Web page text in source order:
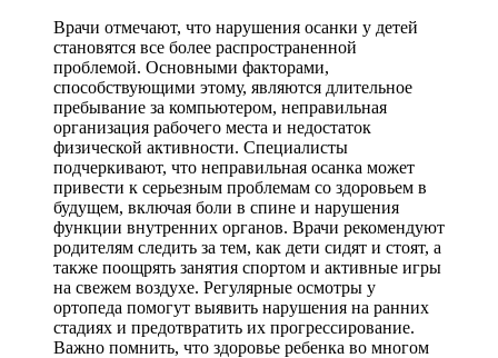
Врачи отмечают, что нарушения осанки у детей
становятся все более распространенной
проблемой. Основными факторами,
способствующими этому, являются длительное
пребывание за компьютером, неправильная
организация рабочего места и недостаток
физической активности. Специалисты
подчеркивают, что неправильная осанка может
привести к серьезным проблемам со здоровьем в
будущем, включая боли в спине и нарушения
функции внутренних органов. Врачи рекомендуют
родителям следить за тем, как дети сидят и стоят, а
также поощрять занятия спортом и активные игры
на свежем воздухе. Регулярные осмотры у
ортопеда помогут выявить нарушения на ранних
стадиях и предотвратить их прогрессирование.
Важно помнить, что здоровье ребенка во многом